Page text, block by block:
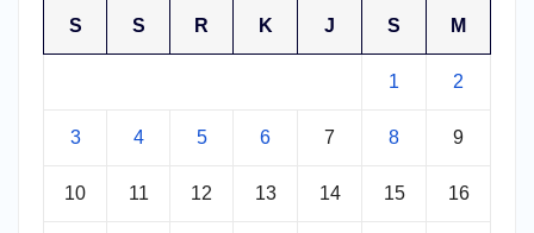
S S R K J S M
1 2
3 4 5 6 7 8 9
10 11 12 13 14 15 16